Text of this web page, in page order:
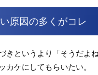
原因の多くがコレ
きというより「そうだよね
カケにしてもらいたい。